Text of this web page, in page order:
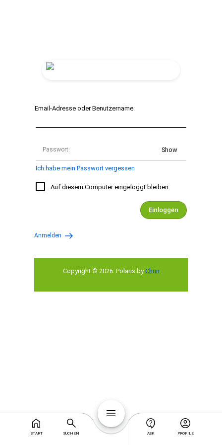
START SUCHEN ASK PROFILE
Email-Adresse oder Benutzername:
Show
Passwort:
Ich habe mein Passwort vergessen
Auf diesem Computer eingeloggt bleiben
Einloggen
Anmelden
Copyright © 2026. Polaris by Chun